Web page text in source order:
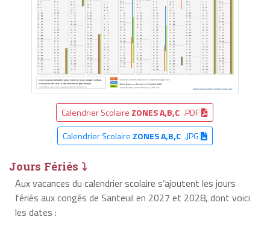
Calendrier Scolaire ZONES A,B,C .PDF
Calendrier Scolaire ZONES A,B,C.JPG
Jours Fériés ⤵
Aux vacances du calendrier scolaire s’ajoutent les jours
fériés aux congés de Santeuil en 2027 et 2028, dont voici
les dates :